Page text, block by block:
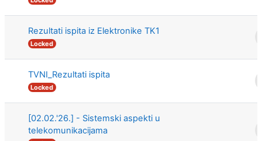
Rezultati ispita iz Elektronike TK1
Locked
TVNI_Rezultati ispita
Locked
[02.02.'26.] - Sistemski aspekti u
telekomunikacijama